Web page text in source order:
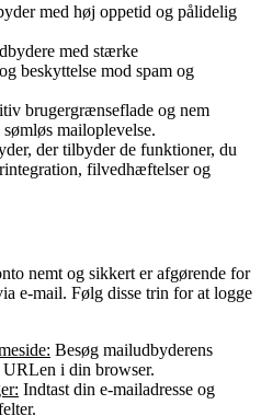
med høj oppetid og pålidelig
med stærke
beskyttelse mod spam og
brugergrænseflade og nem
mailoplevelse.
der tilbyder de funktioner, du
filvedhæftelser og
nemt og sikkert er afgørende for
e-mail. Følg disse trin for at logge
Besøg mailudbyderens
URLen i din browser.
Indtast din e-mailadresse og